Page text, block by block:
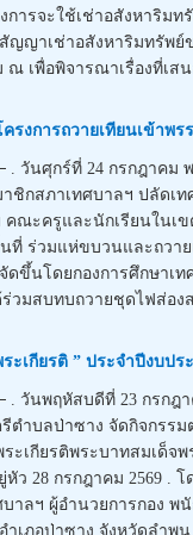
รจะใช้เช่าอสังหาริมท
ญาเช่าอสังหาริมทรัพย์
เพื่อพิจารณาเรื่องที่เสน
งการถวายเทียนเข้าพ
ศุกร์ที่ 24 กรกฎาคม พ
กสภาเทศบาลฯ ปลัดเท
คณะครูและนักเรียนใน
ร่วมแห่ขบวนและถวาย
ดขึ้นโดยกองการศึกษาเ
มสบทบถวายชุดไฟส่องส
เกียรติ ” ประจำปีงบปร
พฤหัสบดีที่ 23 กรกฎา
ำบลป่าซาง จัดกิจกรรม
ะเกียรติพระบาทสมเด็จ
ว 28 กรกฎาคม 2569 .
ลฯ ผู้อำนวยการกอง พ
เภอป่าซาง จังหวัดลำพูน